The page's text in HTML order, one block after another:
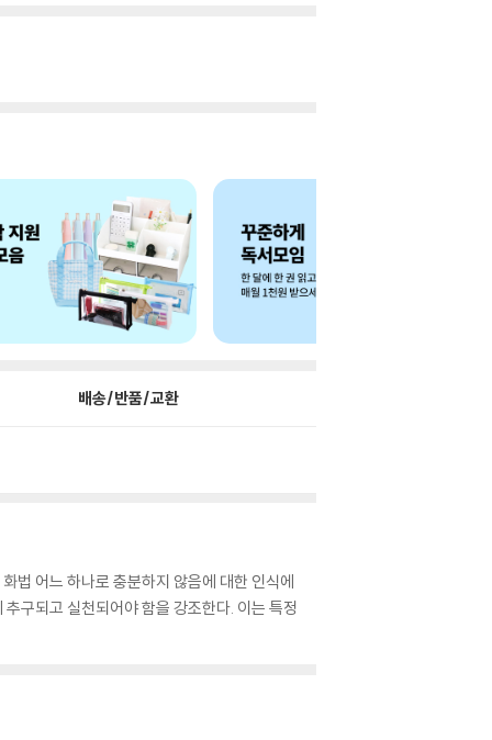
배송/반품/교환
법 어느 하나로 충분하지 않음에 대한 인식에
구되고 실천되어야 함을 강조한다. 이는 특정